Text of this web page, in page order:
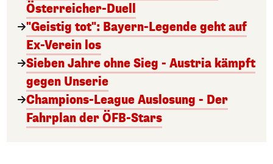
Österreicher-Duell
"Geistig tot": Bayern-Legende geht auf
Ex-Verein los
Sieben Jahre ohne Sieg - Austria kämpft
gegen Unserie
Champions-League Auslosung - Der
Fahrplan der ÖFB-Stars